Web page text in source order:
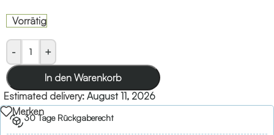
Vorrätig
- +
In den Warenkorb
Estimated delivery: August 11, 2026
Merken
30 Tage Rückgaberecht